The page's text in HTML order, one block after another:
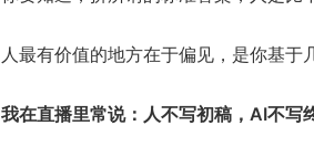
人最有价值的地方在于偏见，是你基于
我在直播里常说：人不写初稿，AI不写